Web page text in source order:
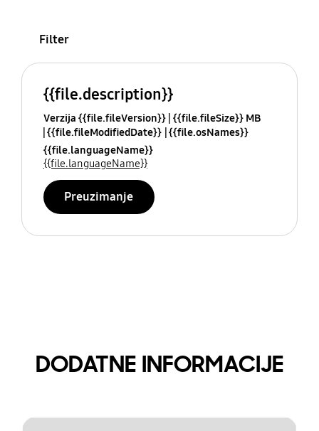
Filter
{{file.description}}
Verzija {{file.fileVersion}} {{file.fileSize}} MB
{{file.fileModifiedDate}} {{file.osNames}}
{{file.languageName}}
{{file.languageName}}
Preuzimanje
DODATNE INFORMACIJE